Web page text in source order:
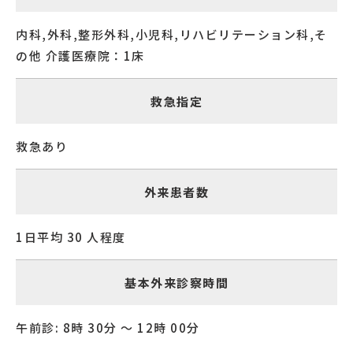
内科,外科,整形外科,小児科,リハビリテーション科,そ
の他 介護医療院：1床
救急指定
救急あり
外来患者数
1日平均 30 人程度
基本外来診察時間
午前診: 8時 30分 〜 12時 00分